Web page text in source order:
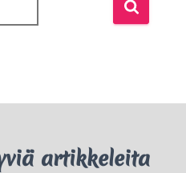
artikkeleita